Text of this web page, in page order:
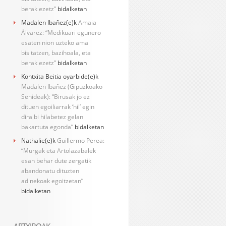
berak ezetz” bidalketan
Madalen Ibañez(e)kAmaia
Álvarez: “Medikuari egunero
esaten nion uzteko ama
bisitatzen, bazihoala, eta
berak ezetz” bidalketan
Kontxita Beitia oyarbide(e)k
Madalen Ibañez (Gipuzkoako
Senideak): “Birusak jo ez
dituen egoiliarrak ‘hil’ egin
dira bi hilabetez gelan
bakartuta egonda” bidalketan
Nathalie(e)kGuillermo Perea:
“Murgak eta Artolazabalek
esan behar dute zergatik
abandonatu dituzten
adinekoak egoitzetan”
bidalketan